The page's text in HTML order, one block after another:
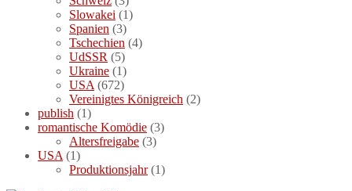
Slowakei (1)
Spanien (3)
Tschechien (4)
UdSSR (5)
Ukraine (1)
USA (672)
Vereinigtes Königreich (2)
publish (1)
romantische Komödie (3)
Altersfreigabe (3)
USA (1)
Produktionsjahr(1)